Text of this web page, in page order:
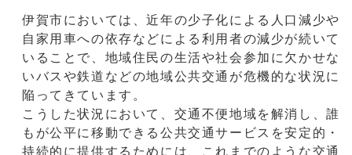
伊賀市においては、近年の少子化による人口減少や
自家用車への依存などによる利用者の減少が続いて
いることで、地域住民の生活や社会参加に欠かせな
いバスや鉄道などの地域公共交通が危機的な状況に
陥ってきています。
こうした状況において、交通不便地域を解消し、誰
もが公平に移動できる公共交通サービスを安定的・
持続的に提供するためには、これまでのような交通